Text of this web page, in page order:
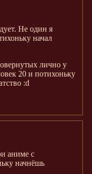
Не один я
начал
лично у
20 и потихоньку
:d
аниме с
начнёшь